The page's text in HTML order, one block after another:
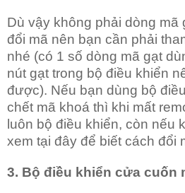
Dù vậy không phải dòng mã
đổi mã nên bạn cần phải
nhé (có 1 số dòng mã gạt
nút gạt trong bộ điều khiển
được). Nếu bạn dùng bộ
chết mã khoá thì khi mất
luôn bộ điều khiển, còn nếu
xem tại đây để biết cách đổi
3. Bộ điều khiển cửa cuốn